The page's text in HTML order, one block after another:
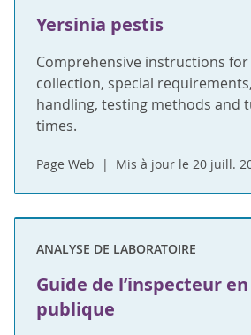
Yersinia pestis
Comprehensive instructions
collection, special
handling, testing methods and
times.
Page Web Mis à jour le 20 juill.
ANALYSE DE LABORATOIRE
Guide de l’inspecteur
publique